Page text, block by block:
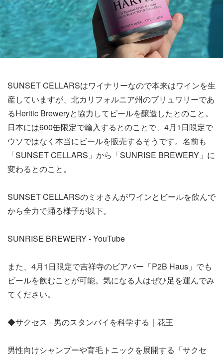
SUNSET CELLARSはワイナリーなので本来はワインを生
産していますが、北カリフォルニア州のブリュワリーであ
るHeritic Breweryと協力してビールを醸造したとのこと。
日本には600缶限定で輸入するとのことで、4月1日限定で
ウソではなく本当にビールを販売するそうです。名前も
「SUNSET CELLARS」から「SUNRISE BREWERY」に
変わるとのこと。
SUNSET CELLARSのミオさんがワインとビールを飲んで
から全力で踊る様子が以下。
SUNRISE BREWERY - YouTube
また、4月1日限定で吉祥寺のビアバー「P2B Haus」でも
ビールを飲むことが可能。気になる人はぜひ足を運んでみ
てください。
◆サクセス ‐ 男のスタンバイを科学する｜花王
男性向けシャンプーや育毛トニックを展開する「サクセ